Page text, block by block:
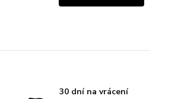
30 dní na vrácení